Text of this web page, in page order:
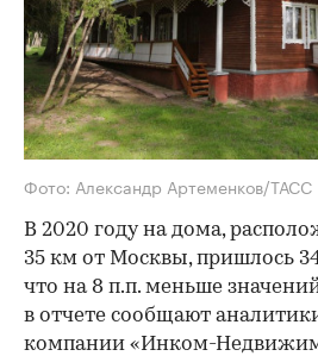
Фото: Александр Артеменков/ТАСС
В 2020 году на дома,
35 км от Москвы, пришлось
что на 8 п.п. меньше
в отчете сообщают
компании «Инком-